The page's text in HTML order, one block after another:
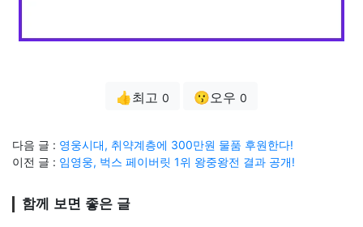
👍최고 0 😗오우 0
다음 글 : 영웅시대, 취약계층에 300만원 물품 후원한다!
이전 글 : 임영웅, 벅스 페이버릿 1위 왕중왕전 결과 공개!
함께 보면 좋은 글